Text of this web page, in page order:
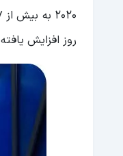
روز افزایش